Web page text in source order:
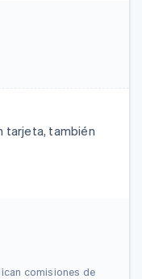
tarjeta, también
comisiones de